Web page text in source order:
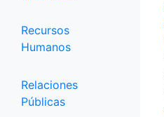
Recursos
Humanos
Relaciones
Públicas